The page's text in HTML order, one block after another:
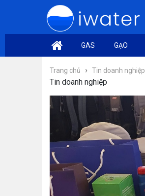
GAS GẠO
Trang chủ › Tin doanh nghiệp
Tin doanh nghiệp